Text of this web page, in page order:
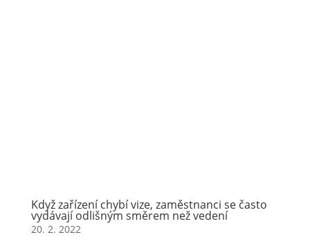
Když zařízení chybí vize, zaměstnanci se často
vydávají odlišným směrem než vedení
20. 2. 2022